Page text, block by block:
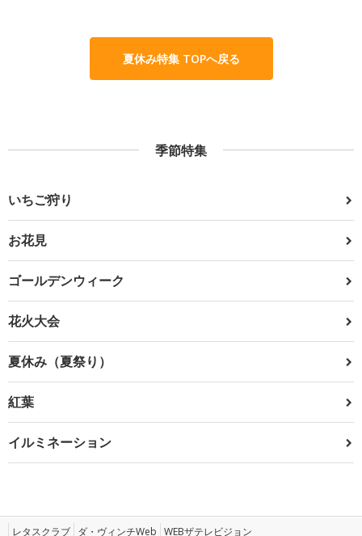
夏休み特集 TOPへ戻る
季節特集
いちご狩り
お花見
ゴールデンウィーク
花火大会
夏休み（夏祭り）
紅葉
イルミネーション
レタスクラブ ダ・ヴィンチWeb WEBザテレビジョン